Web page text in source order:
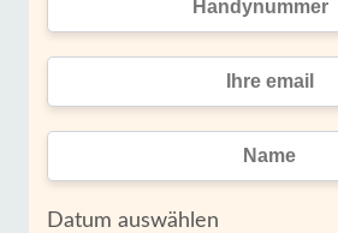
Datum auswählen